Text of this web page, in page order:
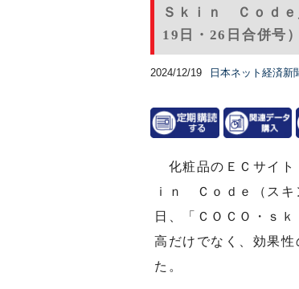
Ｓｋｉｎ Ｃｏｄｅ
19日・26日合併号）
2024/12/19 日本ネット経済新
化粧品のＥＣサイト
ｉｎ Ｃｏｄｅ（スキ
日、「ＣＯＣＯ・ｓ
高だけでなく、効果
た。